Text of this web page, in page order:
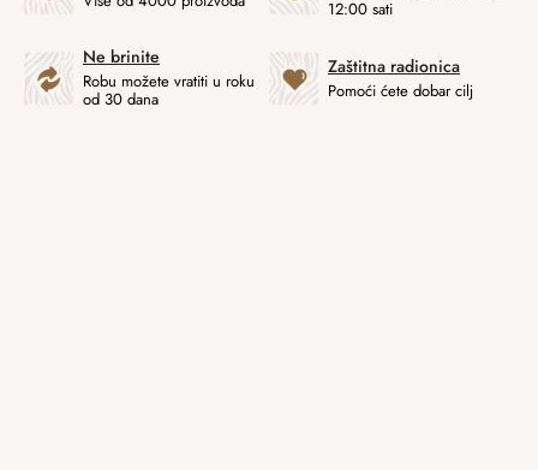
12:00 sati
Ne brinite
Robu možete vratiti u roku
od 30 dana
Zaštitna radionica
Pomoći ćete dobar cilj